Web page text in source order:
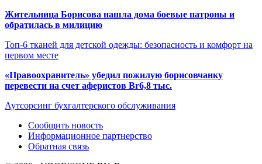
Жительница Борисова нашла дома боевые патроны и
обратилась в милицию
Топ-6 тканей для детской одежды: безопасность и комфорт на
первом месте
«Правоохранитель» убедил пожилую борисовчанку
перевести на счет аферистов Br6,8 тыс.
Аутсорсинг бухгалтерского обслуживания
Сообщить новость
Информационное партнерство
Обратная связь